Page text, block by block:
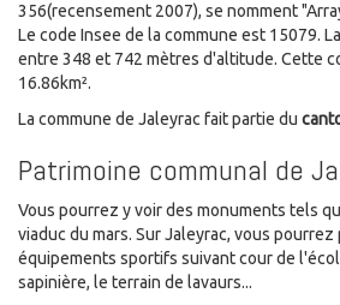
356(recensement 2007), se nomment
Le code Insee de la commune est 15079.
entre 348 et 742 mètres d'altitude. Cette
16.86km².
La commune de Jaleyrac fait partie du
Patrimoine communal de
Vous pourrez y voir des monuments tels
viaduc du mars. Sur Jaleyrac, vous
équipements sportifs suivant cour de
sapinière, le terrain de lavaurs...